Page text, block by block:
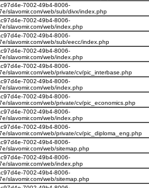
7002-49b4-8006-
slavomir.com/web/sub/divx/index.php
7002-49b4-8006-
slavomir.com/web/index.php
7002-49b4-8006-
slavomir.com/web/sub/eecc/index.php
7002-49b4-8006-
slavomir.com/web/index.php
7002-49b4-8006-
slavomir.com/web/private/cv/pic_interbase.php
7002-49b4-8006-
slavomir.com/web/index.php
7002-49b4-8006-
slavomir.com/web/private/cv/pic_economics.php
7002-49b4-8006-
slavomir.com/web/index.php
7002-49b4-8006-
slavomir.com/web/private/cv/pic_diploma_eng.php
7002-49b4-8006-
slavomir.com/web/sitemap.php
7002-49b4-8006-
slavomir.com/web/index.php
7002-49b4-8006-
slavomir.com/web/sitemap.php